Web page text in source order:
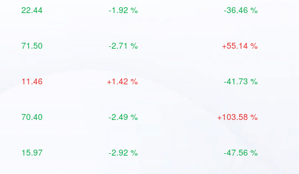
22.44 -1.92 % -36.46 %
71.50 -2.71 % +55.14 %
11.46 +1.42 % -41.73 %
70.40 -2.49 % +103.58 %
15.97 -2.92 % -47.56 %